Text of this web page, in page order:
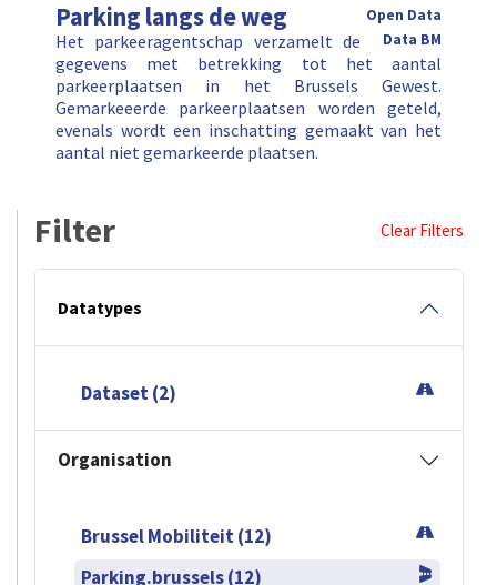
Parking langs de weg
Open Data
Data BM
Het parkeeragentschap verzamelt de
gegevens met betrekking tot het aantal
parkeerplaatsen in het Brussels Gewest.
Gemarkeeerde parkeerplaatsen worden geteld,
evenals wordt een inschatting gemaakt van het
aantal niet gemarkeerde plaatsen.
Filter Clear Filters
Datatypes
Dataset (2)
Organisation
Brussel Mobiliteit (12)
Parking.brussels (12)